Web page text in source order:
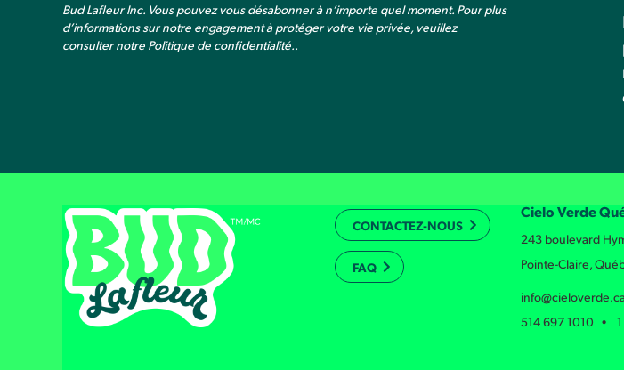
Bud Lafleur Inc. Vous pouvez vous désabonner à n’importe quel moment. Pour plus
d’informations sur notre engagement à protéger votre vie privée, veuillez
consulter notre Politique de confidentialité..
CONTACTEZ-NOUS
FAQ
Cielo Verde
243 boulevard
Pointe-Claire,
info@cieloverde.ca
514 697 1010 •